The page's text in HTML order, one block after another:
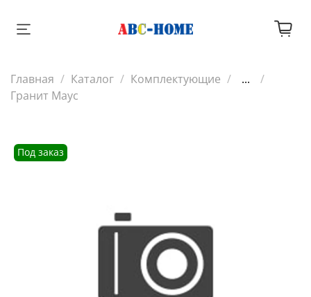
Главная Каталог Комплектующие
...
Гранит Маус
Под заказ